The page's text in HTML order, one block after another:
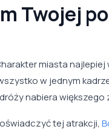
Twojej
miasta
w jednym
nabiera większego
tej atrakcji,